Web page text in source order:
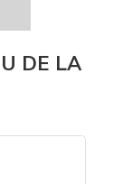
DE LA